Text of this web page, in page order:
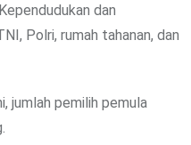
dan
Polri, rumah tahanan, dan
jumlah pemilih pemula